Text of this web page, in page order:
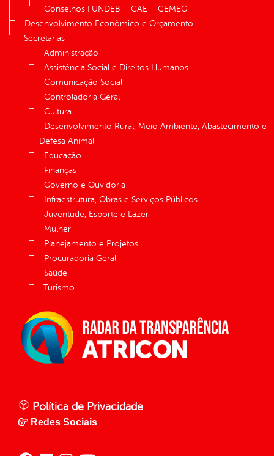
Conselhos FUNDEB – CAE – CEMEG
Desenvolvimento Econômico e Orçamento
Secretarias
Administração
Assistência Social e Direitos Humanos
Comunicação Social
Controladoria Geral
Cultura
Desenvolvimento Rural, Meio Ambiente, Abastecimento e
Defesa Animal
Educação
Finanças
Governo e Ouvidoria
Infraestrutura, Obras e Serviços Públicos
Juventude, Esporte e Lazer
Mulher
Planejamento e Projetos
Procuradoria Geral
Saúde
Turismo
Política de Privacidade
Redes Sociais